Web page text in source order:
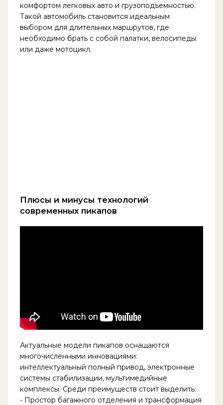
комфортом легковых авто и грузоподъемностью.
Такой автомобиль становится идеальным
выбором для длительных маршрутов, где
необходимо брать с собой палатки, велосипеды
или даже мотоцикл.
Плюсы и минусы технологий
современных пикапов
Актуальные модели пикапов оснащаются
многочисленными инновациями:
интеллектуальный полный привод, электронные
системы стабилизации, мультимедийные
комплексы. Среди преимуществ стоит выделить:
- Простор багажного отделения и трансформация